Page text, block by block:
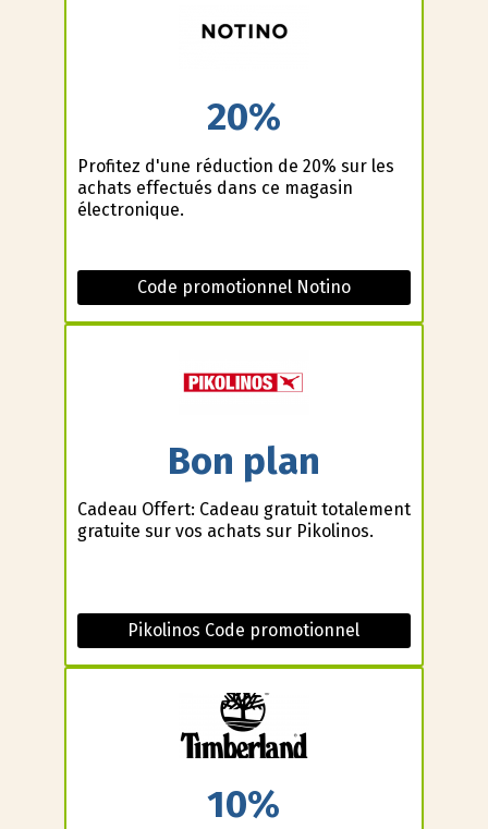
20%
Profitez d'une réduction de 20% sur les
achats effectués dans ce magasin
électronique.
Code promotionnel Notino
Bon plan
Cadeau Offert: Cadeau gratuit totalement
gratuite sur vos achats sur Pikolinos.
Pikolinos Code promotionnel
10%